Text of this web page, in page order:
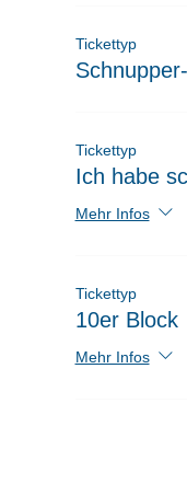
Tickettyp
Tickettyp
Ich habe
Mehr Infos
Tickettyp
10er Block
Mehr Infos